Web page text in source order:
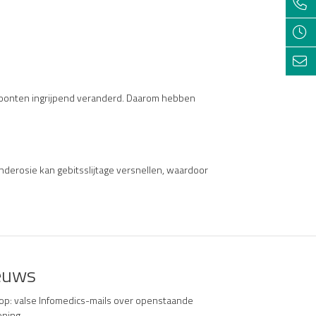
ingrijpend veranderd. Daarom hebben
kan gebitsslijtage versnellen, waardoor
valse Infomedics-mails over openstaande